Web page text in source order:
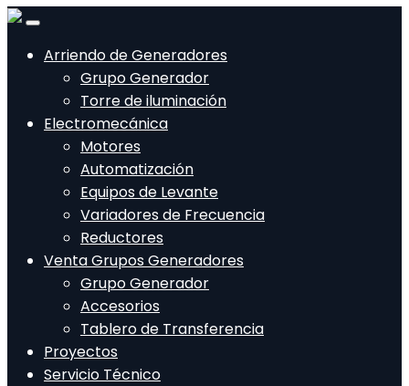
Arriendo de Generadores
Grupo Generador
Torre de iluminación
Electromecánica
Motores
Automatización
Equipos de Levante
Variadores de Frecuencia
Reductores
Venta Grupos Generadores
Grupo Generador
Accesorios
Tablero de Transferencia
Proyectos
Servicio Técnico